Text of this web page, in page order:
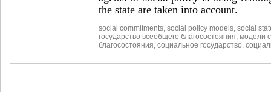
the state are taken into account.
social commitments social policy models social
государство всеобщего благосостояния модели
благосостояния социальное государство